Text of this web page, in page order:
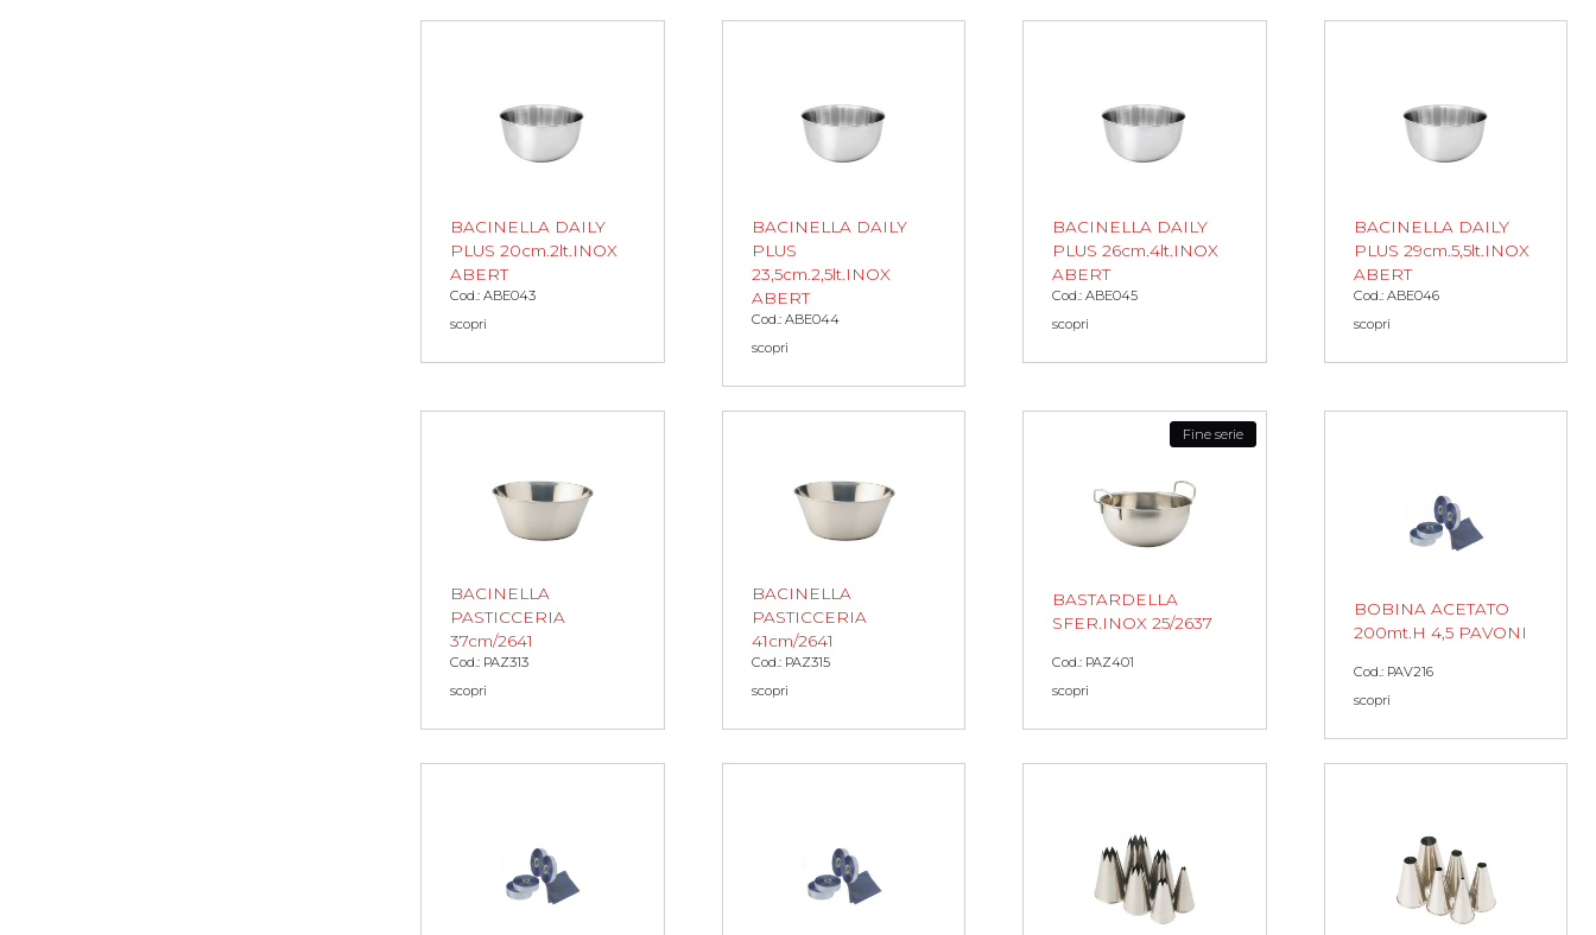
BACINELLA DAILY
PLUS 20cm.2lt.INOX
ABERT
Cod.: ABE043
scopri
BACINELLA DAILY
PLUS
23,5cm.2,5lt.INOX
ABERT
Cod.: ABE044
scopri
BACINELLA DAILY
PLUS 26cm.4lt.INOX
ABERT
Cod.: ABE045
scopri
BACINELLA DAILY
PLUS 29cm.5,5lt.INOX
ABERT
Cod.: ABE046
scopri
BACINELLA
PASTICCERIA
37cm/2641
Cod.: PAZ313
scopri
BACINELLA
PASTICCERIA
41cm/2641
Cod.: PAZ315
scopri
Fine serie
BASTARDELLA
SFER.INOX 25/2637
Cod.: PAZ401
scopri
BOBINA ACETATO
200mt.H 4,5 PAVONI
Cod.: PAV216
scopri